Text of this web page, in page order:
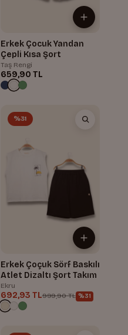
Erkek Çocuk Yandan
Çepli Kısa Şort
Taş Rengi
659,90 TL
%31
Erkek Çoçuk Sörf Baskılı
Atlet Dizaltı Şort Takım
Ekru
692,93 TL999,90 TL %31